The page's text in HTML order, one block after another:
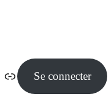
Lien Se connecter